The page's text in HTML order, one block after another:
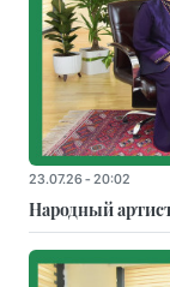
23.07.26 - 20:02
Народный